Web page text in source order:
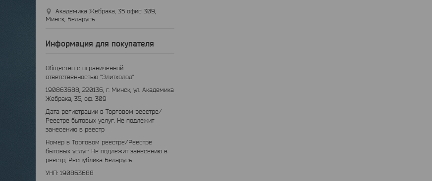
Академика Жебрака, 35 офис 309,
Минск, Беларусь
Информация для покупателя
Общество с ограниченной
ответственностью "Элитхолод"
190863688, 220136, г. Минск, ул. Академика
Жебрака, 35, оф. 309
Дата регистрации в Торговом реестре/
Реестре бытовых услуг: Не подлежит
занесению в реестр
Номер в Торговом реестре/Реестре
бытовых услуг: Не подлежит занесению в
реестр, Республика Беларусь
УНП: 190863688